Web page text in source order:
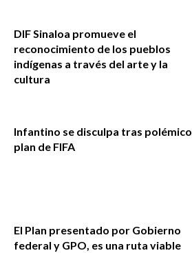
DIF Sinaloa promueve el
reconocimiento de los pueblos
indígenas a través del arte y la
cultura
Infantino se disculpa tras polémico
plan de FIFA
El Plan presentado por Gobierno
federal y GPO, es una ruta viable